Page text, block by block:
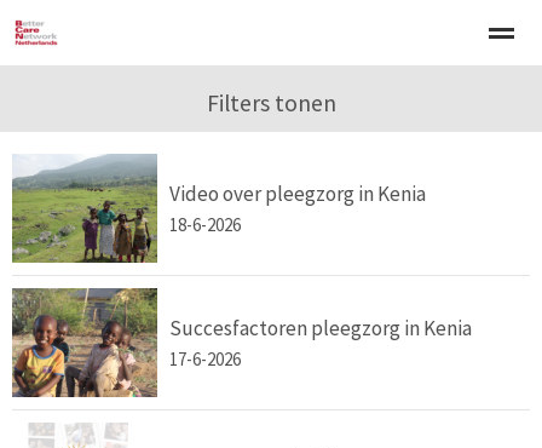
Werken met kinderen
Home Nieuws Agenda E-mail
Filters tonen
Video over pleegzorg in Kenia
18-6-2026
Succesfactoren pleegzorg in Kenia
17-6-2026